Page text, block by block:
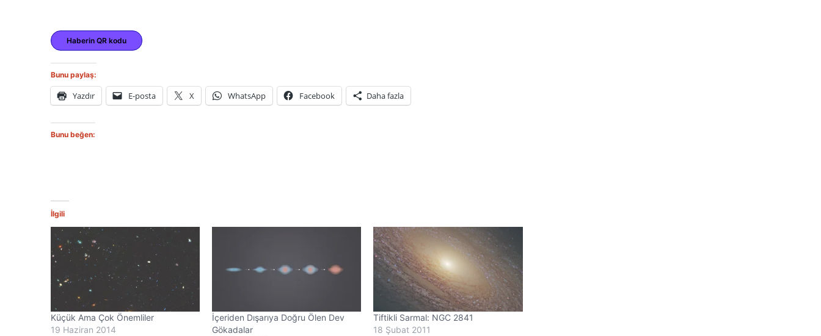
Haberin QR kodu
Bunu paylaş:
Yazdır E-posta X WhatsApp Facebook Daha fazla
Bunu beğen:
İlgili
Küçük Ama Çok Önemliler
19 Haziran 2014
İçeriden Dışarıya Doğru Ölen Dev
Gökadalar
Tiftikli Sarmal: NGC 2841
18 Şubat 2011